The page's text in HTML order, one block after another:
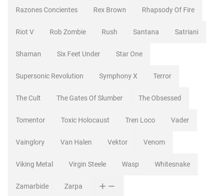
Razones Concientes Rex Brown Rhapsody Of Fire
Riot V Rob Zombie Rush Santana Satriani
Shaman Six Feet Under Star One
Supersonic Revolution Symphony X Terror
The Cult The Gates Of Slumber The Obsessed
Tomentor Toxic Holocaust Tren Loco Vader
Vainglory Van Halen Vektor Venom
Viking Metal Virgin Steele Wasp Whitesnake
Zamarbide Zarpa